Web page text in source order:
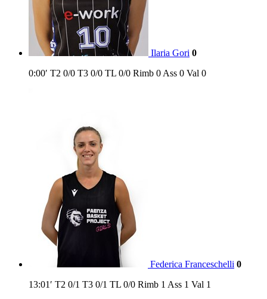
Ilaria Gori 0
0:00′ T2 0/0 T3 0/0 TL 0/0 Rimb 0 Ass 0 Val 0
Federica Franceschelli 0
13:01′ T2 0/1 T3 0/1 TL 0/0 Rimb 1 Ass 1 Val 1